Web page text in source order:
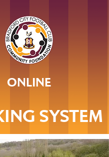
ONLINE
SYSTEM